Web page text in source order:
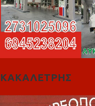
ΚΑΚΑΛΕΤΡΗΣ